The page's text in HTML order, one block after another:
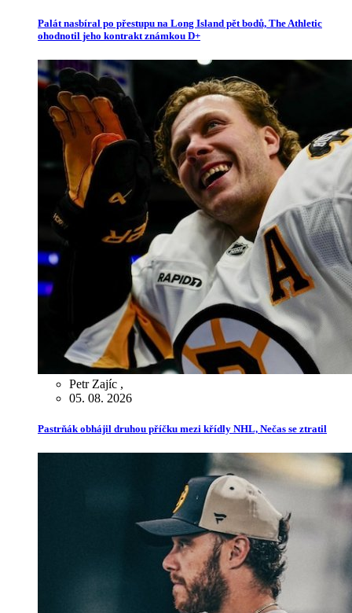
Palát nasbíral po přestupu na Long Island pět bodů, The Athletic
ohodnotil jeho kontrakt známkou D+
Petr Zajíc ,
05. 08. 2026
Pastrňák obhájil druhou příčku mezi křídly NHL, Nečas se ztratil